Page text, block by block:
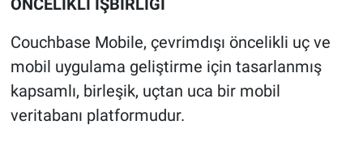
ÖNCELİKLİ İŞBİRLİĞİ
Couchbase Mobile, çevrimdışı öncelikli uç ve
mobil uygulama geliştirme için tasarlanmış
kapsamlı, birleşik, uçtan uca bir mobil
veritabanı platformudur.